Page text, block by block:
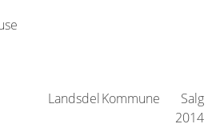
LandsdelKommune
Salg
2014